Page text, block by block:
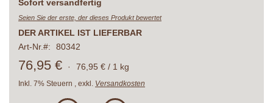
Sofort versandfertig
Seien Sie der erste, der dieses Produkt bewertet
DER ARTIKEL IST LIEFERBAR
Art-Nr.
80342
76,95 € · 76,95 € / 1 kg
Inkl. 7% Steuern exkl. Versandkosten